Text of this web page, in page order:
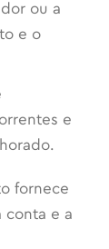
ou a
e o
e
fornece
conta e a